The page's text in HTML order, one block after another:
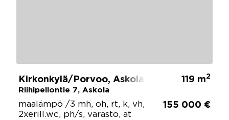
Kirkonkylä/Porvoo, Askola
Riihipellontie 7, Askola
119 m2
maalämpö /3 mh, oh, rt, k, vh,
2xerill.wc, ph/s, varasto, at
155 000 €